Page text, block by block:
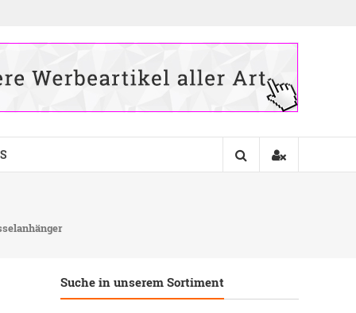
Suche in unserem Sortiment